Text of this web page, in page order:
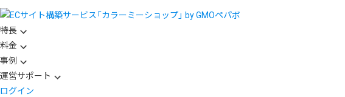
特長
料金
事例
運営サポート
ログイン